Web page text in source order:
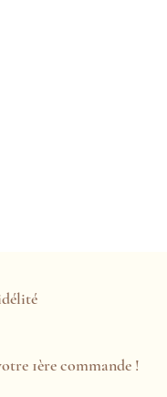
1ère commande !